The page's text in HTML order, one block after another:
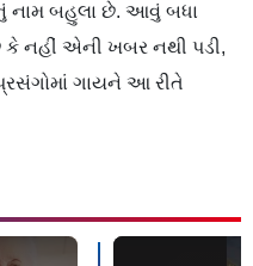
નામ બહુલા છે. આવું બધા
કે નહીં એની ખબર નથી પડી,
ગાયને આ રીતે